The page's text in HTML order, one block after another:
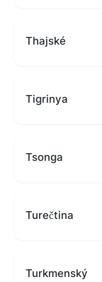
Thajské
Tigrinya
Tsonga
Turečtina
Turkmenský